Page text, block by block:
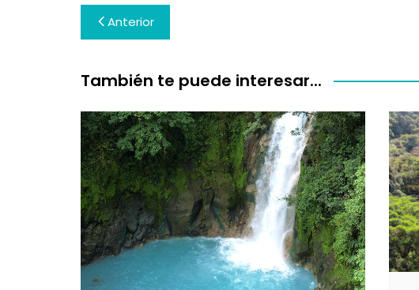
Navegación
de
entradas
Anterior
También te puede interesar...